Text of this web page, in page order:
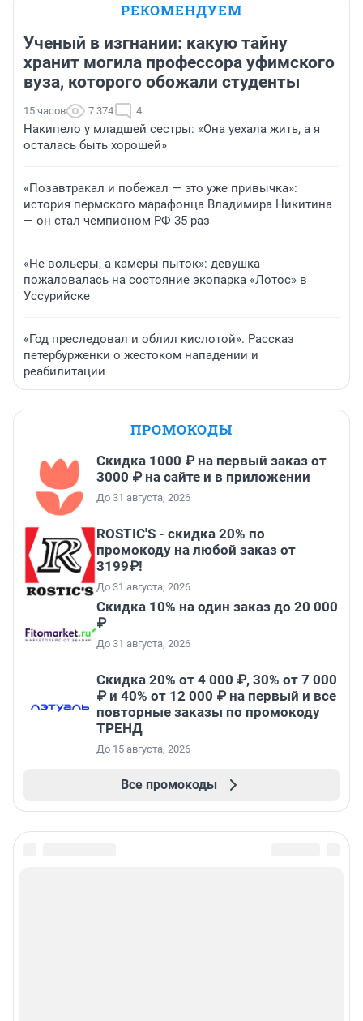
РЕКОМЕНДУЕМ
Ученый в изгнании: какую тайну
хранит могила профессора уфимского
вуза, которого обожали студенты
15 часов 7 374 4
Накипело у младшей сестры: «Она уехала жить, а я
осталась быть хорошей»
«Позавтракал и побежал — это уже привычка»:
история пермского марафонца Владимира Никитина
— он стал чемпионом РФ 35 раз
«Не вольеры, а камеры пыток»: девушка
пожаловалась на состояние экопарка «Лотос» в
Уссурийске
«Год преследовал и облил кислотой». Рассказ
петербурженки о жестоком нападении и
реабилитации
ПРОМОКОДЫ
Скидка 1000 ₽ на первый заказ от
3000 ₽ на сайте и в приложении
До 31 августа, 2026
ROSTIC'S - скидка 20% по
промокоду на любой заказ от
3199₽!
До 31 августа, 2026
Скидка 10% на один заказ до 20 000
₽
До 31 августа, 2026
Скидка 20% от 4 000 ₽, 30% от 7 000
₽ и 40% от 12 000 ₽ на первый и все
повторные заказы по промокоду
ТРЕНД
До 15 августа, 2026
Все промокоды